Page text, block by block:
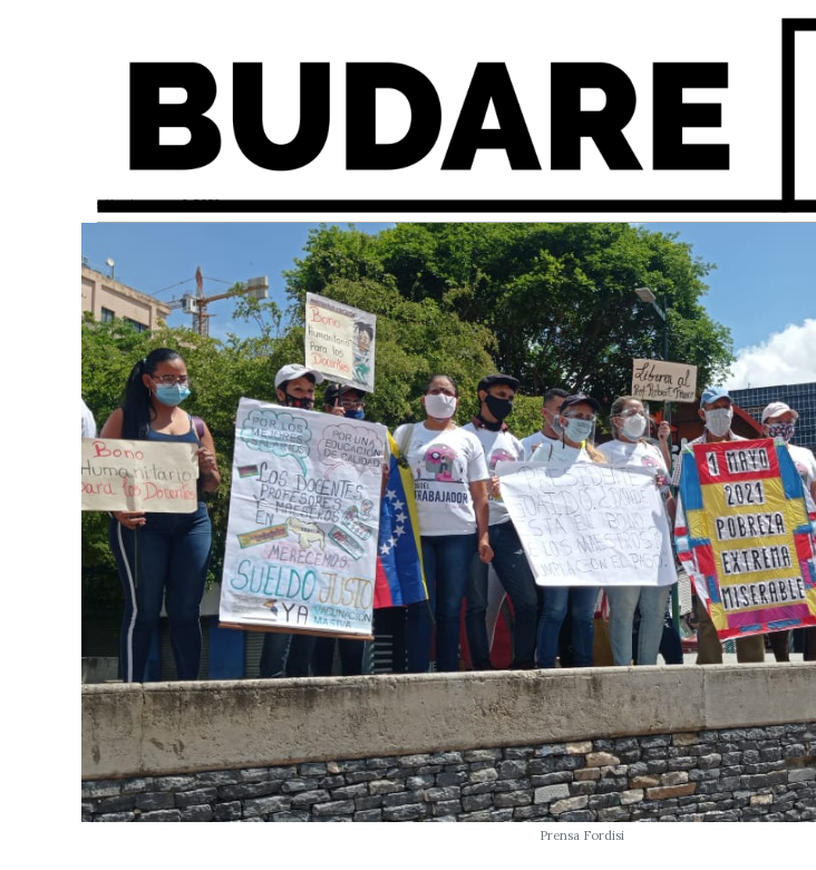
sábado, mayo 1, 2021
Prensa Fordisi